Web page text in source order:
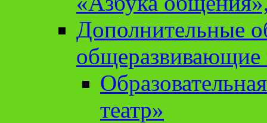
Дополнительные
театр»